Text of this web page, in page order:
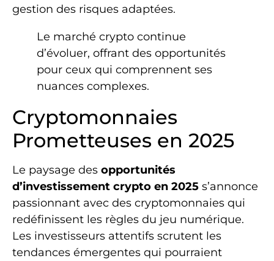
gestion des risques adaptées.
Le marché crypto continue
d’évoluer, offrant des opportunités
pour ceux qui comprennent ses
nuances complexes.
Cryptomonnaies
Prometteuses en 2025
Le paysage des opportunités
d’investissement crypto en 2025 s’annonce
passionnant avec des cryptomonnaies qui
redéfinissent les règles du jeu numérique.
Les investisseurs attentifs scrutent les
tendances émergentes qui pourraient